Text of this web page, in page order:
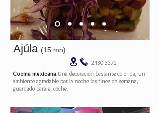
Ajúla (15 mn)
2430 3572
Cocina mexicana.Una decoración bastante colorida, un
ambiente agradable por la noche los fines de semana,
guardado para el coche.